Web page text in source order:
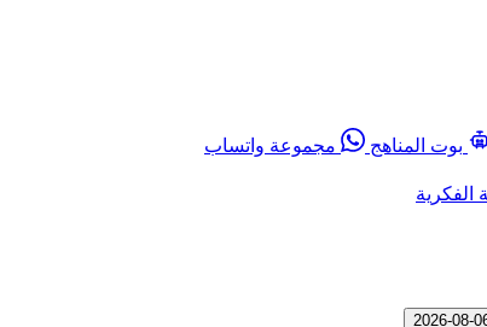
بوت المناهج
مجموعة واتساب
الفكرية